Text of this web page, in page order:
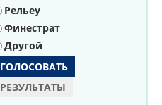
Рельеу
Финестрат
Другой
РЕЗУЛЬТАТЫ